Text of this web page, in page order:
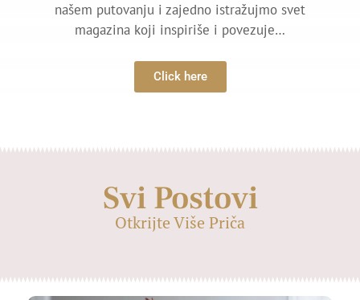
našem putovanju i zajedno istražujmo svet
magazina koji inspiriše i povezuje…
Click here
Svi Postovi
Otkrijte Više Priča